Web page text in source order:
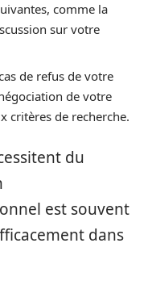
comme la
sur votre
de refus de votre
de votre
critères de recherche.
du
est souvent
dans